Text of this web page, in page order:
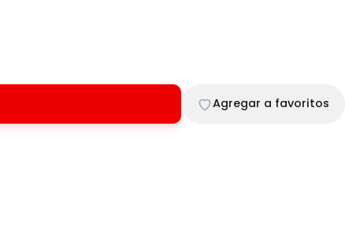
Agregar a favoritos